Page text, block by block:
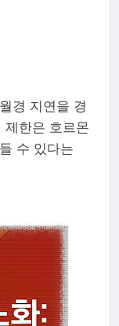
경 지연을 경
제한은 호르몬
수 있다는